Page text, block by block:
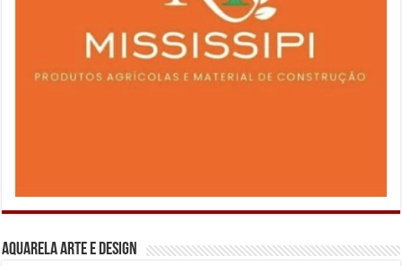
Aquarela Arte e Design